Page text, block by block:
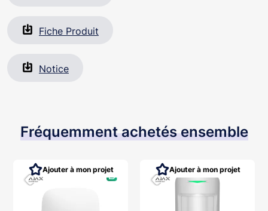
Fiche Produit
Notice
Fréquemment achetés ensemble
Ajouter à mon projet Ajouter à mon projet